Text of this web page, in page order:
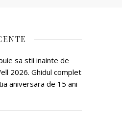
sa stii inainte de
2026. Ghidul complet
aniversara de 15 ani